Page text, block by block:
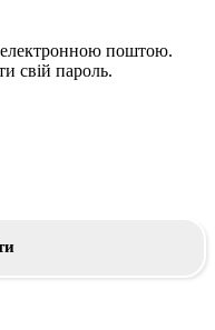
поштою.
свій пароль.